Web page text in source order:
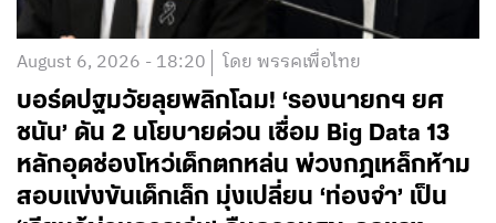
August 6, 2026 - 18:20 โดย พรรคเพื่อไทย
บอร์ดปฐมวัยลุยพลิกโฉม! ‘รองนายกฯ ยศ
ชนัน’ ดัน 2 นโยบายด่วน เชื่อม Big Data 13
หลักอุดช่องโหว่เด็กตกหล่น พ่วงกฎเหล็กห้าม
สอบแข่งขันเด็กเล็ก มุ่งเปลี่ยน ‘ท่องจำ’ เป็น